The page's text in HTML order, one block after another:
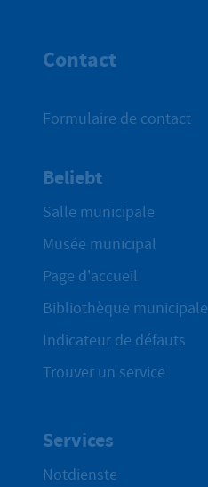
Contact
Formulaire de contact
Beliebt
Salle municipale
Musée municipal
Page d'accueil
Bibliothèque municipale
Indicateur de défauts
Trouver un service
Services
Notdienste